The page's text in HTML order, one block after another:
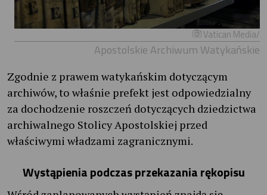
Vatican Media/
Apostolskie Archiwum Watykańskie
Zgodnie z prawem watykańskim dotyczącym
archiwów, to właśnie prefekt jest odpowiedzialny
za dochodzenie roszczeń dotyczących dziedzictwa
archiwalnego Stolicy Apostolskiej przed
właściwymi władzami zagranicznymi.
Wystąpienia podczas przekazania rękopisu